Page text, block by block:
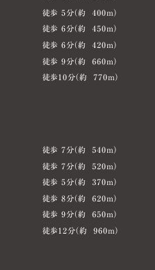
徒歩 5分（約 400m）
徒歩 6分（約 450m）
徒歩 6分（約 420m）
徒歩 9分（約 660m）
徒歩10分（約 770m）
徒歩 7分（約 540m）
徒歩 7分（約 520m）
徒歩 5分（約 370m）
徒歩 8分（約 620m）
徒歩 9分（約 650m）
徒歩12分（約 960m）